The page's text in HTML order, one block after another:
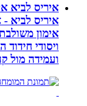
איריס לביא אימון
איריס לביא -
אימון משולבת:
ויסודי חידוד
ועמידה מול קהל.